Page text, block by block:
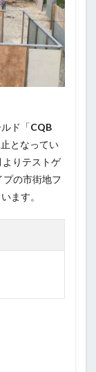
ド「CQB
となってい
よりテストゲ
の市街地フ
ます。